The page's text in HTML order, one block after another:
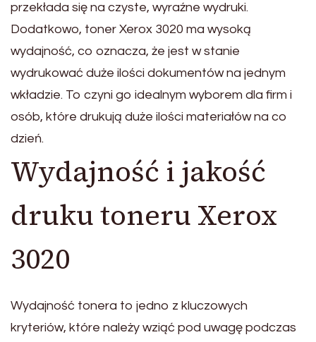
przekłada się na czyste, wyraźne wydruki.
Dodatkowo, toner Xerox 3020 ma wysoką
wydajność, co oznacza, że jest w stanie
wydrukować duże ilości dokumentów na jednym
wkładzie. To czyni go idealnym wyborem dla firm i
osób, które drukują duże ilości materiałów na co
dzień.
Wydajność i jakość
druku toneru Xerox
3020
Wydajność tonera to jedno z kluczowych
kryteriów, które należy wziąć pod uwagę podczas